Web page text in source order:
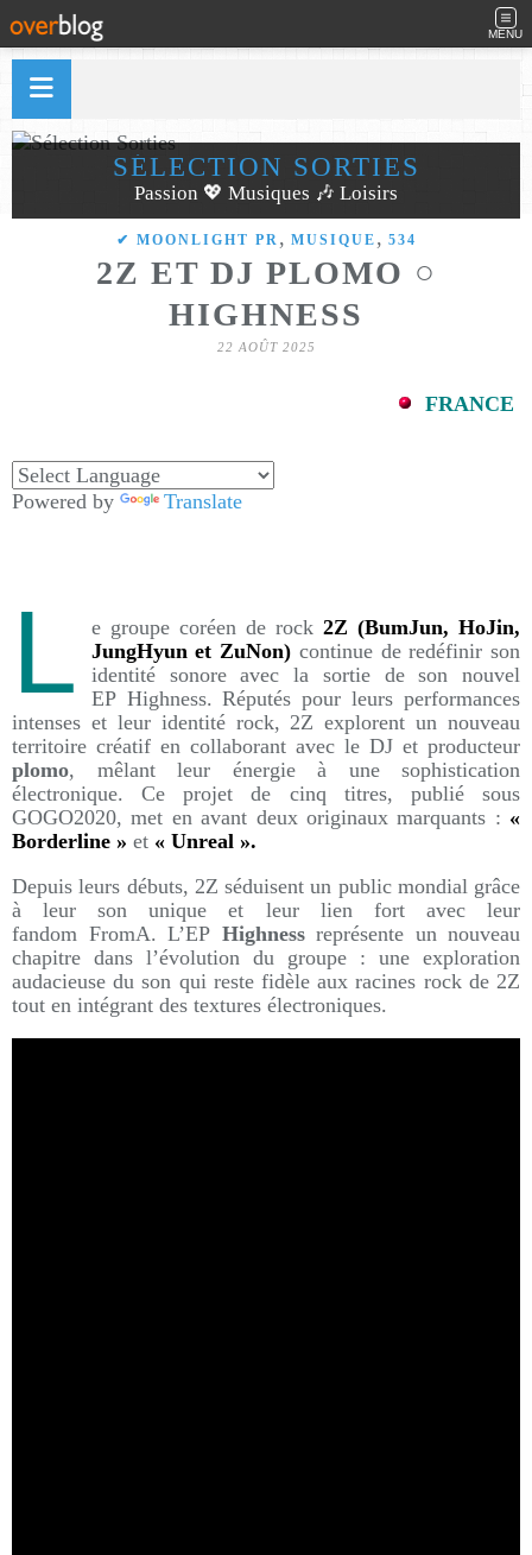
MENU
SÉLECTION SORTIES
Passion 💖 Musiques 🎶 Loisirs
✔ MOONLIGHT PR , MUSIQUE , 534
2Z ET DJ PLOMO ○
HIGHNESS
22 AOÛT 2025
FRANCE
Powered by Translate
L e groupe coréen de rock 2Z (BumJun, HoJin,
JungHyun et ZuNon) continue de redéfinir son
identité sonore avec la sortie de son nouvel
EP Highness. Réputés pour leurs performances
intenses et leur identité rock, 2Z explorent un nouveau
territoire créatif en collaborant avec le DJ et producteur
plomo, mêlant leur énergie à une sophistication
électronique. Ce projet de cinq titres, publié sous
GOGO2020, met en avant deux originaux marquants : «
Borderline » et « Unreal ».
Depuis leurs débuts, 2Z séduisent un public mondial grâce
à leur son unique et leur lien fort avec leur
fandom FromA. L’EP Highnessreprésente un nouveau
chapitre dans l’évolution du groupe : une exploration
audacieuse du son qui reste fidèle aux racines rock de 2Z
tout en intégrant des textures électroniques.